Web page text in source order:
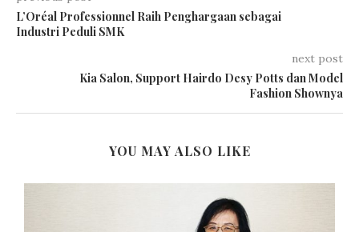
L’Oréal Professionnel Raih Penghargaan sebagai
Industri Peduli SMK
next post
Kia Salon, Support Hairdo Desy Potts dan Model
Fashion Shownya
YOU MAY ALSO LIKE